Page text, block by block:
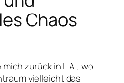
Chaos
zurück in L.A., wo
vielleicht das